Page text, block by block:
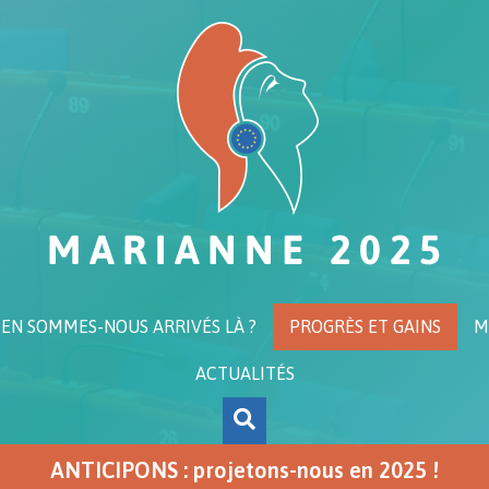
SOMMES-NOUS ARRIVÉS LÀ ? PROGRÈS ET GAINS
ACTUALITÉS
ANTICIPONS : projetons-nous en 2025 !